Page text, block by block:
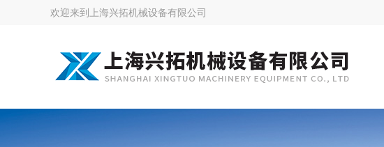
欢迎来到 上海兴拓机械设备有限公司